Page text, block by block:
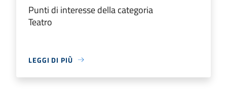
Punti di interesse della categoria
Teatro
LEGGI DI PIÙ